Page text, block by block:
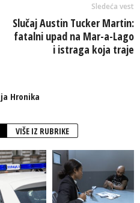
Sledeća vest
Slučaj Austin Tucker Martin:
fatalni upad na Mar-a-Lago
i istraga koja traje
Hronika
VIŠE IZ RUBRIKE